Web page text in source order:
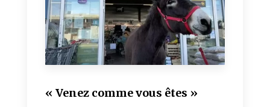
« Venez comme vous êtes »